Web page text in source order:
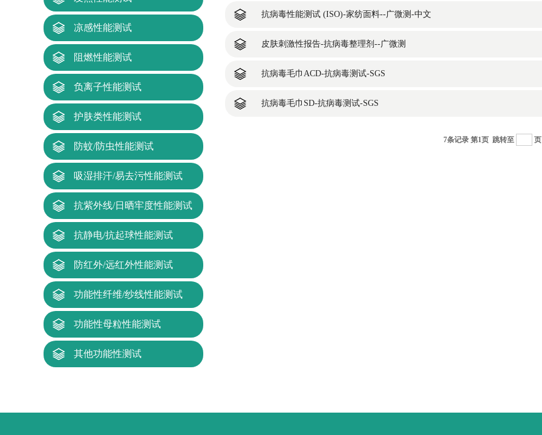
凉感性能测试
阻燃性能测试
负离子性能测试
护肤类性能测试
防蚊/防虫性能测试
吸湿排汗/易去污性能测试
抗紫外线/日晒牢度性能测试
抗静电/抗起球性能测试
防红外/远红外性能测试
功能性纤维/纱线性能测试
功能性母粒性能测试
其他功能性测试
抗病毒性能测试 (ISO)-家纺面料--广微测-中文
皮肤刺激性报告-抗病毒整理剂--广微测
抗病毒毛巾ACD-抗病毒测试-SGS
抗病毒毛巾SD-抗病毒测试-SGS
7条记录 第1页 跳转至